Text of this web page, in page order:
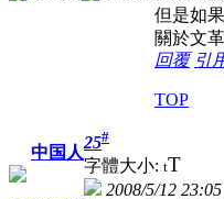
但是如
關於文
回覆 引
TOP
中国人
25#
字體大小: tT
2008/5/12 23:05